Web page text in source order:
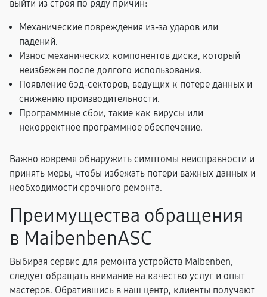
выйти из строя по ряду причин:
Механические повреждения из-за ударов или
падений.
Износ механических компонентов диска, который
неизбежен после долгого использования.
Появление бэд-секторов, ведущих к потере данных и
снижению производительности.
Программные сбои, такие как вирусы или
некорректное программное обеспечение.
Важно вовремя обнаружить симптомы неисправности и
принять меры, чтобы избежать потери важных данных и
необходимости срочного ремонта.
Преимущества обращения
в MaibenbenASC
Выбирая сервис для ремонта устройств Maibenben,
следует обращать внимание на качество услуг и опыт
мастеров. Обратившись в наш центр, клиенты получают